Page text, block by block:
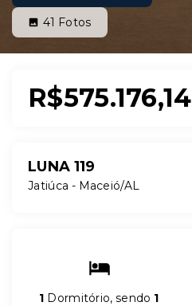
41 Fotos
R$575.176,14
LUNA 119
Jatiúca - Maceió/AL
1 Dormitório, sendo 1